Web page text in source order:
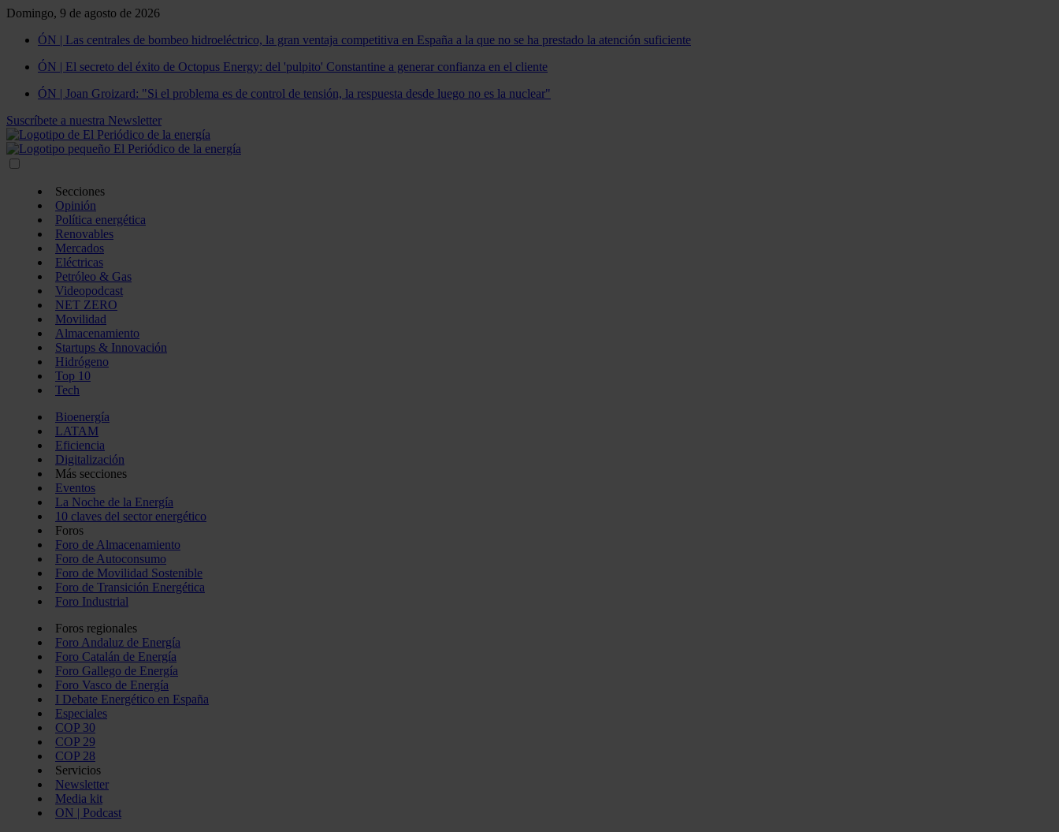
Domingo, 9 de agosto de 2026
ÓN | Las centrales de bombeo hidroeléctrico, la gran ventaja competitiva en España a la que no se ha prestado la atención suficiente
ÓN | El secreto del éxito de Octopus Energy: del 'pulpito' Constantine a generar confianza en el cliente
ÓN | Joan Groizard: "Si el problema es de control de tensión, la respuesta desde luego no es la nuclear"
Suscríbete a nuestra Newsletter
Secciones
Opinión
Política energética
Renovables
Mercados
Eléctricas
Petróleo & Gas
Videopodcast
NET ZERO
Movilidad
Almacenamiento
Startups & Innovación
Hidrógeno
Top 10
Tech
Bioenergía
LATAM
Eficiencia
Digitalización
Más secciones
Eventos
La Noche de la Energía
10 claves del sector energético
Foros
Foro de Almacenamiento
Foro de Autoconsumo
Foro de Movilidad Sostenible
Foro de Transición Energética
Foro Industrial
Foros regionales
Foro Andaluz de Energía
Foro Catalán de Energía
Foro Gallego de Energía
Foro Vasco de Energía
I Debate Energético en España
Especiales
COP 30
COP 29
COP 28
Servicios
Newsletter
Media kit
ON | Podcast